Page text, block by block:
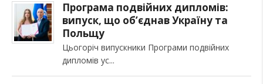
Програма подвійних дипломів:
випуск, що об’єднав Україну та
Польщу
Цьогоріч випускники Програми подвійних
дипломів ус